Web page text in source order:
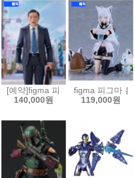
[예약]figma 피그마 고독한 미식
140,000원
figma 피그마
119,000원